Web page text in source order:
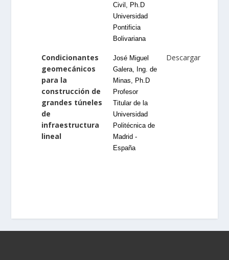
Civil, Ph.D
Universidad
Pontificia
Bolivariana
Condicionantes
geomecánicos
para la
construcción de
grandes túneles
de
infraestructura
lineal
José Miguel
Galera, Ing. de
Minas, Ph.D
Profesor
Titular de la
Universidad
Politécnica de
Madrid -
España
Descargar